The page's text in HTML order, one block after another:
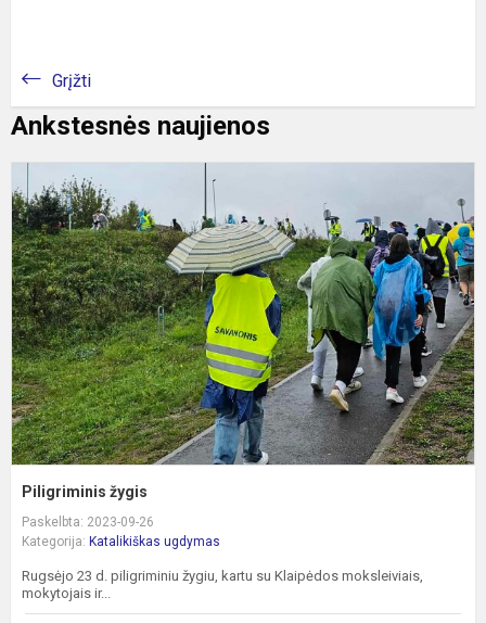
Grįžti
Ankstesnės naujienos
Piligriminis žygis
Paskelbta: 2023-09-26
Kategorija: Katalikiškas ugdymas
Rugsėjo 23 d. piligriminiu žygiu, kartu su Klaipėdos moksleiviais,
mokytojais ir...